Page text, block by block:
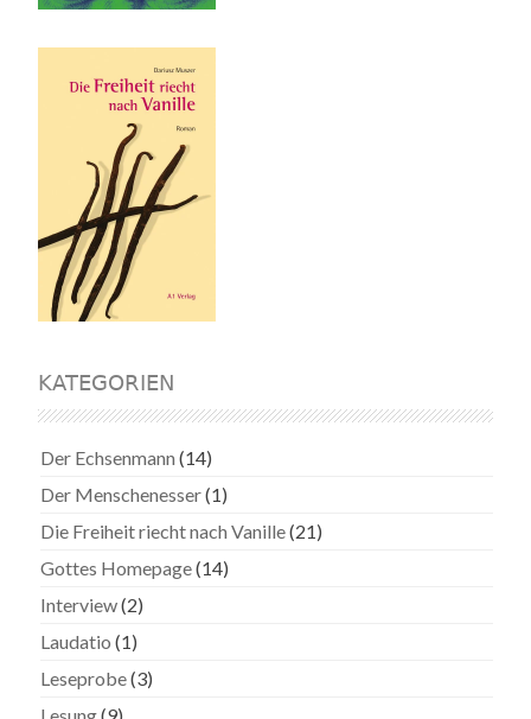
KATEGORIEN
Der Echsenmann (14)
Der Menschenesser(1)
Die Freiheit riecht nach Vanille(21)
Gottes Homepage(14)
Interview(2)
Laudatio (1)
Leseprobe(3)